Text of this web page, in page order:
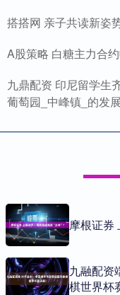
搭搭网 亲子共读新姿
A股策略 白糖主力合
九鼎配资 印尼留学生
葡萄园_中峰镇_的发展
摩根证券
九融配资
棋世界杯